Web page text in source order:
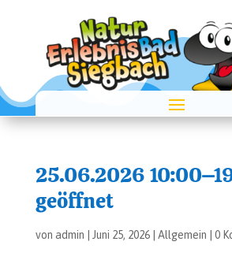
25.06.2026
geöff­net
von admin Juni 25, 2026| Allgemein 0